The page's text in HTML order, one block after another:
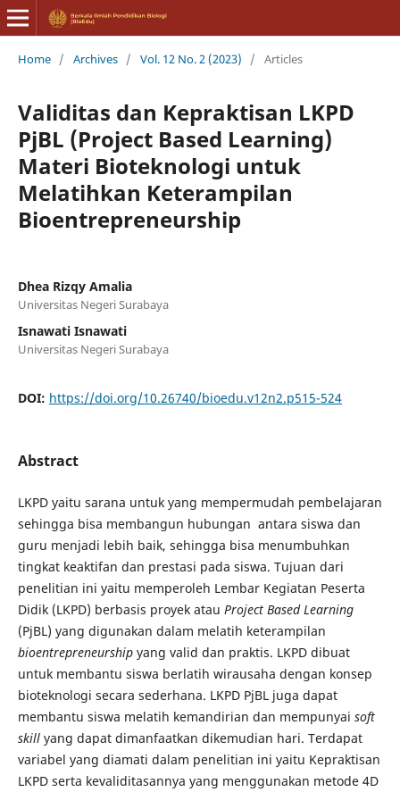
Home / Archives / Vol. 12 No. 2 (2023) / Articles
Validitas dan Kepraktisan LKPD
PjBL (Project Based Learning)
Materi Bioteknologi untuk
Melatihkan Keterampilan
Bioentrepreneurship
Dhea Rizqy Amalia
Universitas Negeri Surabaya
Isnawati Isnawati
Universitas Negeri Surabaya
DOI: https://doi.org/10.26740/bioedu.v12n2.p515-524
Abstract
LKPD yaitu sarana untuk yang mempermudah pembelajaran
sehingga bisa membangun hubungan antara siswa dan
guru menjadi lebih baik, sehingga bisa menumbuhkan
tingkat keaktifan dan prestasi pada siswa. Tujuan dari
penelitian ini yaitu memperoleh Lembar Kegiatan Peserta
Didik (LKPD) berbasis proyek atau Project Based Learning
(PjBL) yang digunakan dalam melatih keterampilan
bioentrepreneurshipyang valid dan praktis. LKPD dibuat
untuk membantu siswa berlatih wirausaha dengan konsep
bioteknologi secara sederhana. LKPD PjBL juga dapat
membantu siswa melatih kemandirian dan mempunyai soft
skillyang dapat dimanfaatkan dikemudian hari. Terdapat
variabel yang diamati dalam penelitian ini yaitu Kepraktisan
LKPD serta kevaliditasannya yang menggunakan metode 4D